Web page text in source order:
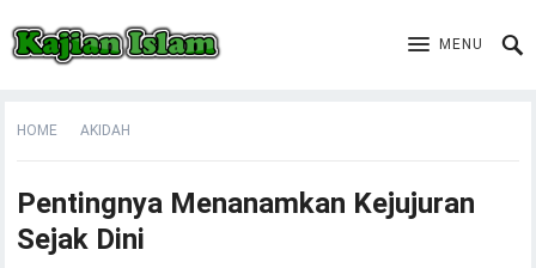
MENU
HOME AKIDAH
Pentingnya Menanamkan Kejujuran
Sejak Dini